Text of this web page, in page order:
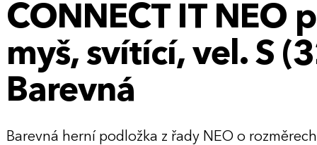
CONNECT IT NEO
myš, svítící, vel. S
Barevná
Barevná herní podložka z řady NEO o